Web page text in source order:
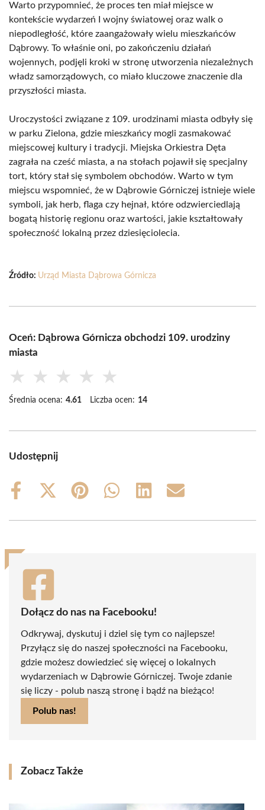
Warto przypomnieć, że proces ten miał miejsce w
kontekście wydarzeń I wojny światowej oraz walk o
niepodległość, które zaangażowały wielu mieszkańców
Dąbrowy. To właśnie oni, po zakończeniu działań
wojennych, podjęli kroki w stronę utworzenia niezależnych
władz samorządowych, co miało kluczowe znaczenie dla
przyszłości miasta.
Uroczystości związane z 109. urodzinami miasta odbyły się
w parku Zielona, gdzie mieszkańcy mogli zasmakować
miejscowej kultury i tradycji. Miejska Orkiestra Dęta
zagrała na cześć miasta, a na stołach pojawił się specjalny
tort, który stał się symbolem obchodów. Warto w tym
miejscu wspomnieć, że w Dąbrowie Górniczej istnieje wiele
symboli, jak herb, flaga czy hejnał, które odzwierciedlają
bogatą historię regionu oraz wartości, jakie kształtowały
społeczność lokalną przez dziesięciolecia.
Źródło: Urząd Miasta Dąbrowa Górnicza
Oceń: Dąbrowa Górnicza obchodzi 109. urodziny
miasta
★ ★ ★ ★ ★
Średnia ocena: 4.61 Liczba ocen: 14
Udostępnij
Share
Share
(Twitter)
Share
Share
Share
Share
Dołącz do nas na Facebooku!
Odkrywaj, dyskutuj i dziel się tym co najlepsze!
Przyłącz się do naszej społeczności na Facebooku,
gdzie możesz dowiedzieć się więcej o lokalnych
wydarzeniach w Dąbrowie Górniczej. Twoje zdanie
się liczy - polub naszą stronę i bądź na bieżąco!
Polub nas!
Zobacz Także